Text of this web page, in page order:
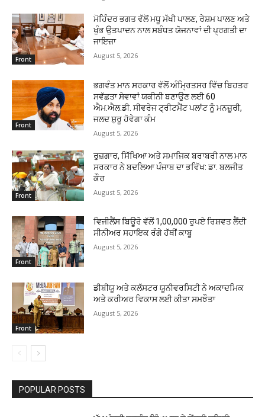
Front
ਮੋਹਿੰਦਰ ਭਗਤ ਵੱਲੋਂ ਮਧੂ ਮੱਖੀ ਪਾਲਣ, ਰੇਸ਼ਮ ਪਾਲਣ ਅਤੇ
ਖੁੰਭ ਉਤਪਾਦਨ ਨਾਲ ਸਬੰਧਤ ਯੋਜਨਾਵਾਂ ਦੀ ਪ੍ਰਗਤੀ ਦਾ
ਜਾਇਜ਼ਾ
August 5, 2026
Front
ਭਗਵੰਤ ਮਾਨ ਸਰਕਾਰ ਵੱਲੋਂ ਅੰਮ੍ਰਿਤਸਰ ਵਿੱਚ ਬਿਹਤਰ
ਸਵੱਛਤਾ ਸੇਵਾਵਾਂ ਯਕੀਨੀ ਬਣਾਉਣ ਲਈ 60
ਐਮ.ਐਲ.ਡੀ. ਸੀਵਰੇਜ ਟ੍ਰੀਟਮੈਂਟ ਪਲਾਂਟ ਨੂੰ ਮਨਜ਼ੂਰੀ,
ਜਲਦ ਸ਼ੁਰੂ ਹੋਵੇਗਾ ਕੰਮ
August 5, 2026
Front
ਰੁਜ਼ਗਾਰ, ਸਿੱਖਿਆ ਅਤੇ ਸਮਾਜਿਕ ਬਰਾਬਰੀ ਨਾਲ ਮਾਨ
ਸਰਕਾਰ ਨੇ ਬਦਲਿਆ ਪੰਜਾਬ ਦਾ ਭਵਿੱਖ: ਡਾ. ਬਲਜੀਤ
ਕੌਰ
August 5, 2026
Front
ਵਿਜੀਲੈਂਸ ਬਿਊਰੋ ਵੱਲੋਂ 1,00,000 ਰੁਪਏ ਰਿਸ਼ਵਤ ਲੈਂਦੀ
ਸੀਨੀਅਰ ਸਹਾਇਕ ਰੰਗੇ ਹੱਥੀਂ ਕਾਬੂ
August 5, 2026
Front
ਡੀਬੀਯੂ ਅਤੇ ਕਲੱਸਟਰ ਯੂਨੀਵਰਸਿਟੀ ਨੇ ਅਕਾਦਮਿਕ
ਅਤੇ ਕਰੀਅਰ ਵਿਕਾਸ ਲਈ ਕੀਤਾ ਸਮਝੌਤਾ
August 5, 2026
POPULAR POSTS